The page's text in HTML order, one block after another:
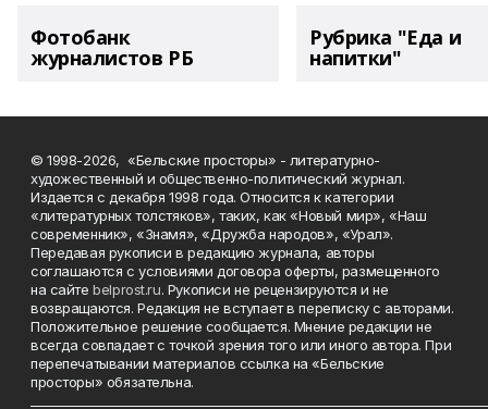
Фотобанк
журналистов РБ
Рубрика "Еда и
напитки"
© 1998-2026, «Бельские просторы» - литературно-
художественный и общественно-политический журнал.
Издается с декабря 1998 года. Относится к категории
«литературных толстяков», таких, как «Новый мир», «Наш
современник», «Знамя», «Дружба народов», «Урал».
Передавая рукописи в редакцию журнала, авторы
соглашаются с условиями договора оферты, размещенного
на сайтеbelprost.ru. Рукописи не рецензируются и не
возвращаются. Редакция не вступает в переписку с авторами.
Положительное решение сообщается. Мнение редакции не
всегда совпадает с точкой зрения того или иного автора. При
перепечатывании материалов ссылка на «Бельские
просторы» обязательна.